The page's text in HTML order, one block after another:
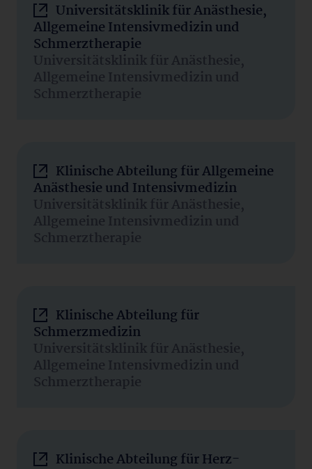
Universitätsklinik für Anästhesie,
Allgemeine Intensivmedizin und
Schmerztherapie
Universitätsklinik für Anästhesie,
Allgemeine Intensivmedizin und
Schmerztherapie
Klinische Abteilung für Allgemeine
Anästhesie und Intensivmedizin
Universitätsklinik für Anästhesie,
Allgemeine Intensivmedizin und
Schmerztherapie
Klinische Abteilung für
Schmerzmedizin
Universitätsklinik für Anästhesie,
Allgemeine Intensivmedizin und
Schmerztherapie
Klinische Abteilung für Herz-